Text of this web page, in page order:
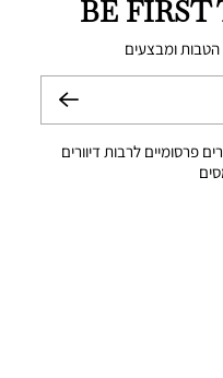
BE FIRST
ומבצעים
פרסומיים לרבות דיוורים
שלח